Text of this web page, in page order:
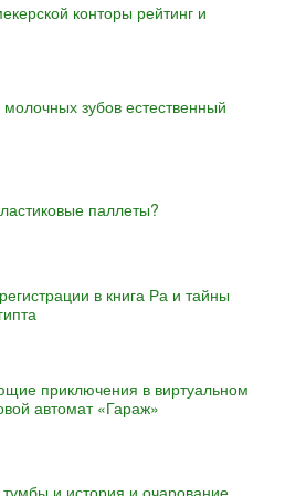
конторы рейтинг и
зубов естественный
паллеты?
в книга Ра и тайны
приключения в виртуальном
автомат «Гараж»
и история и очарование